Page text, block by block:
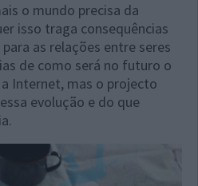
o mundo precisa da
isso traga consequências
as relações entre seres
de como será no futuro o
Internet, mas o projecto
evolução e do que